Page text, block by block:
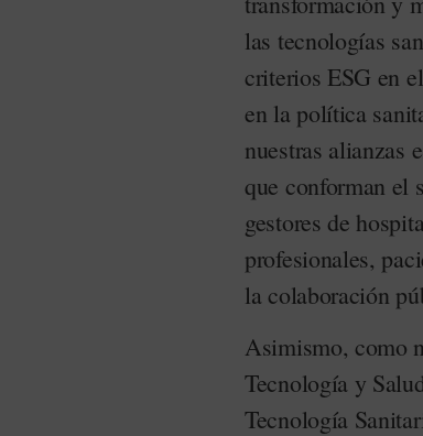
las tecnologías
criterios ESG en
en la política
nuestras alianzas
que conforman el
gestores de
profesionales,
la colaboración
Asimismo, como
Tecnología y
Tecnología